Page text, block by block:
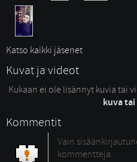
Katso kaikki jäsenet
Kuvat ja videot
Kukaan ei ole lisännyt kuvia tai
kuva tai
Kommentit
Vain
kommentteja.